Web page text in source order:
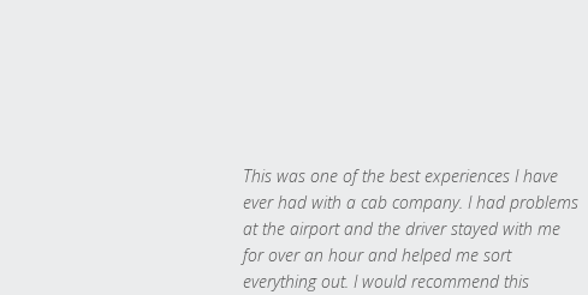
This was one of the best experiences I have
ever had with a cab company. I had problems
at the airport and the driver stayed with me
for over an hour and helped me sort
everything out. I would recommend this